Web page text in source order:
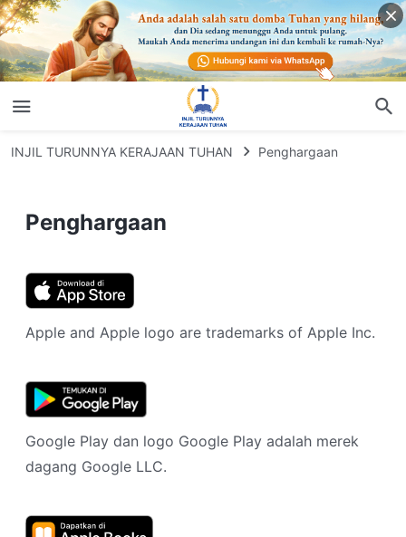
INJIL TURUNNYA KERAJAAN TUHAN Penghargaan
Penghargaan
Apple and Apple logo are trademarks of Apple Inc.
Google Play dan logo Google Play adalah merek
dagang Google LLC.